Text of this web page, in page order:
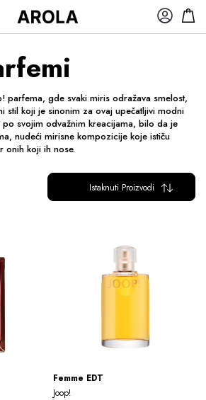
parfema, gde svaki miris odražava smelost,
stil koji je sinonim za ovaj upečatljivi modni
svojim odvažnim kreacijama, bilo da je
nudeći mirisne kompozicije koje ističu
onih koji ih nose.
Istaknuti Proizvodi
Femme EDT
Joop!